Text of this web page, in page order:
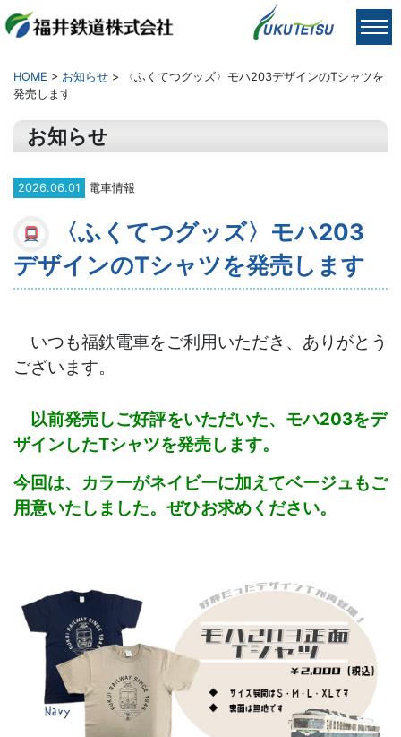
HOME > お知らせ > 〈ふくてつグッズ〉モハ203デザインのTシャツを
発売します
お知らせ
2026.06.01 電車情報
〈ふくてつグッズ〉モハ203
デザインのTシャツを発売します
いつも福鉄電車をご利用いただき、ありがとう
ございます。
以前発売しご好評をいただいた、モハ203をデ
ザインしたTシャツを発売します。
今回は、カラーがネイビーに加えてベージュもご
用意いたしました。ぜひお求めください。